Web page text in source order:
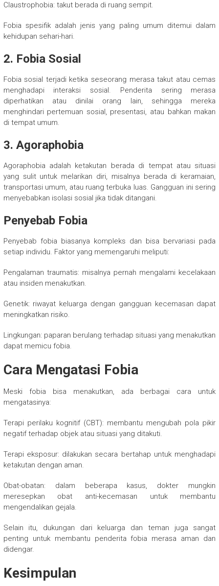
Claustrophobia: takut berada di ruang sempit.
Fobia spesifik adalah jenis yang paling umum ditemui dalam
kehidupan sehari-hari.
2. Fobia Sosial
Fobia sosial terjadi ketika seseorang merasa takut atau cemas
menghadapi interaksi sosial. Penderita sering merasa
diperhatikan atau dinilai orang lain, sehingga mereka
menghindari pertemuan sosial, presentasi, atau bahkan makan
di tempat umum.
3. Agoraphobia
Agoraphobia adalah ketakutan berada di tempat atau situasi
yang sulit untuk melarikan diri, misalnya berada di keramaian,
transportasi umum, atau ruang terbuka luas. Gangguan ini sering
menyebabkan isolasi sosial jika tidak ditangani.
Penyebab Fobia
Penyebab fobia biasanya kompleks dan bisa bervariasi pada
setiap individu. Faktor yang memengaruhi meliputi:
Pengalaman traumatis: misalnya pernah mengalami kecelakaan
atau insiden menakutkan.
Genetik: riwayat keluarga dengan gangguan kecemasan dapat
meningkatkan risiko.
Lingkungan: paparan berulang terhadap situasi yang menakutkan
dapat memicu fobia.
Cara Mengatasi Fobia
Meski fobia bisa menakutkan, ada berbagai cara untuk
mengatasinya:
Terapi perilaku kognitif (CBT): membantu mengubah pola pikir
negatif terhadap objek atau situasi yang ditakuti.
Terapi eksposur: dilakukan secara bertahap untuk menghadapi
ketakutan dengan aman.
Obat-obatan: dalam beberapa kasus, dokter mungkin
meresepkan obat anti-kecemasan untuk membantu
mengendalikan gejala.
Selain itu, dukungan dari keluarga dan teman juga sangat
penting untuk membantu penderita fobia merasa aman dan
didengar.
Kesimpulan